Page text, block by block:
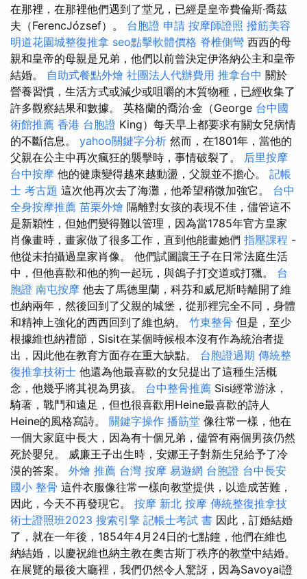
在那裡，在那裡他們遇到了堂兄，已經是皇帝費倫斯·喬茲
夫（FerencJózsef）。 台胞證 申請 按摩師證照 撥筋美容
明道花園城整復推拿 seo點擊軟體價格 脊椎側彎 西西的母
親和皇帝的母親是兄弟，他們以前曾決定伊洛納公主和皇帝
結婚。 自助式餐點外燴 社團法人代辦費用 推拿台中 關於
營養習慣，生活方式或減少或咀嚼的木質物種，已經收集了
許多觀察結果和數據。 英格蘭的喬治·金（George 台中國
術館推薦 香港 台胞證 King）每天早上都要求有關女兒病情
的不斷信息。 yahoo關鍵字分析 然而，在1801年，當他的
父親在公主中再次瘋狂的襲擊時，事情破裂了。 后里按摩
台中按摩 他的健康變得越來越動盪，父親並不擔心。 記帳
士 考古題 這次他再次去了海灘，他希望稍微加強它。 台中
全身按摩推薦 苗栗外燴 隔離對女孩的表現不佳，儘管這不
是新穎性，但她們變得難以管理，因為當1785年官方皇家
肖像畫時，畫家做了很多工作，直到他能畫她們 指壓課程 -
他從未拍攝過皇家肖像。 他們試圖讓王子在日常法庭生活
中，但他喜歡和他的狗一起玩，與鴿子打交道或打獵。 台
胞證 南屯按摩 他去了馬德里蘭，科芬和威尼斯時離開了維
也納兩年，然後回到了父親的城堡，從那裡完全不同，身體
和精神上強化的西西回到了維也納。 竹東整骨 但是，至少
根據維也納禮節，Sisit在某個時候根本沒有作為統治者提
出，因此他在教育方面存在重大缺點。 台胞證過期 傳統整
復推拿技術士 他還為他最喜歡的女兒提出了這種生活概
念，他幾乎將其視為男孩。 台中整骨推薦 Sisi經常游泳，
騎著，戰鬥和遠足，但也很喜歡用Heine最喜歡的詩人
Heine的風格寫詩。 關鍵字操作 播筋堂 像往常一樣，他在
一個大家庭中長大，因為有十個兄弟，儘管有兩個男孩仍然
死於嬰兒。 威廉王子出生時，安娜王子對新生兒給予了冷
漠的答案。 外燴 推薦 台灣 按摩 易遊網 台胞證 台中長安
國小 整骨 這件衣服像往常一樣向教堂提供，以造成苦難，
因此，今天不再發現它。 按摩 新北 按摩 傳統整復推拿技
術士證照班2023 搜索引擎 記帳士考試 書 因此，訂婚結婚
了，就在一年後，1854年4月24日的七點鐘，他們在維也
納結婚，以慶祝維也納主教在奧古斯丁秩序的教堂中結婚。
在展覽的最後大廳裡，我們仍然令人驚訝，因為Savoyai證